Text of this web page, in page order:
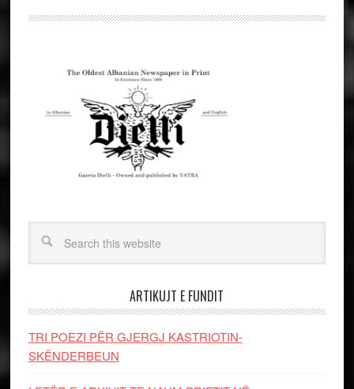
ARTIKUJT E FUNDIT
TRI POEZI PËR GJERGJ KASTRIOTIN-
SKËNDERBEUN